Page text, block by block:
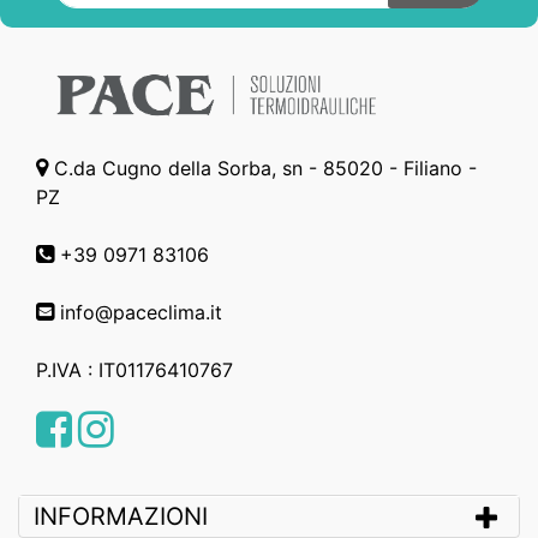
C.da Cugno della Sorba, sn - 85020 - Filiano -
PZ
+39 0971 83106
info@paceclima.it
P.IVA : IT01176410767
Facebook
Instagram
INFORMAZIONI